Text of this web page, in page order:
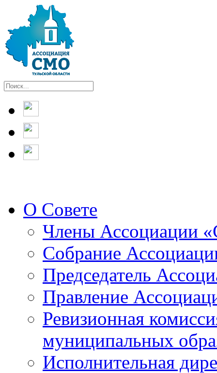
О Совете
Члены Ассоциации
Собрание
Председатель
Правление
Ревизионная
муниципальных
Исполнительная